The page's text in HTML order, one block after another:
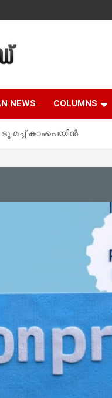
NEWS COLUMNS
കാംപെയിന്‍